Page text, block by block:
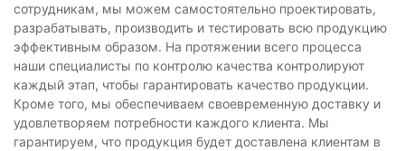
сотрудникам, мы можем самостоятельно проектировать,
разрабатывать, производить и тестировать всю продукцию
эффективным образом. На протяжении всего процесса
наши специалисты по контролю качества контролируют
каждый этап, чтобы гарантировать качество продукции.
Кроме того, мы обеспечиваем своевременную доставку и
удовлетворяем потребности каждого клиента. Мы
гарантируем, что продукция будет доставлена ​​клиентам в